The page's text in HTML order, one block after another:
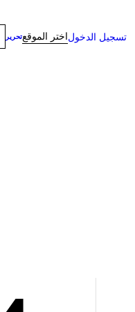
تسجيل الدخولاختر الموقعتحرير